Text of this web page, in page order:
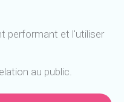
performant et l'utiliser
au public.